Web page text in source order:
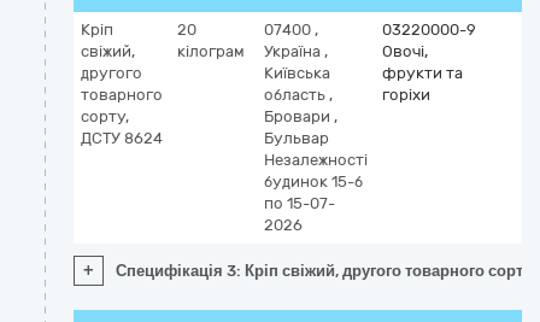
Кріп
свіжий,
другого
товарного
сорту,
ДСТУ 8624
20
кілограм
07400 ,
Україна ,
Київська
область ,
Бровари ,
Бульвар
Незалежності
будинок 15-б
по 15-07-
2026
03220000-9
Овочі,
фрукти та
горіхи
+ Специфікація 3: Кріп свіжий, другого товарного